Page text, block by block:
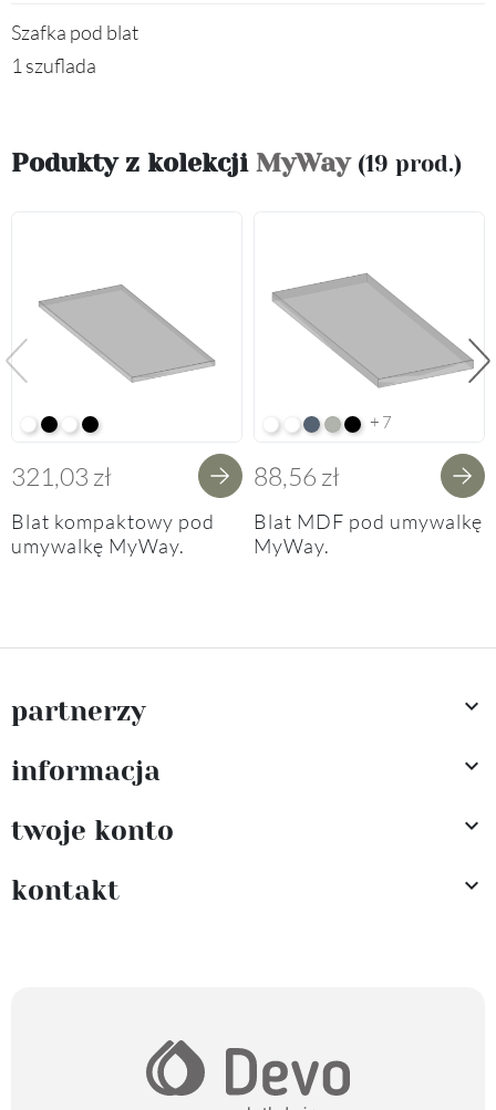
Szafka pod blat
1 szuflada
Podukty z kolekcji MyWay (19 prod.)
Poprzedni
Alpine White K02
Black K16Alpine White Struktura K37
K14 Soft Black
321,03 zł
Blat kompaktowy pod
umywalkę MyWay.
Arctic White HG F01
Premium White Supermatt
Perfect Touch Parisian
Perfect Touch Stahlgrau
Czarny Mat Orchidea
+7
88,56 zł
Blat MDF pod umywalkę
MyWay.
partnerzy 
informacja 
twoje konto 
kontakt 